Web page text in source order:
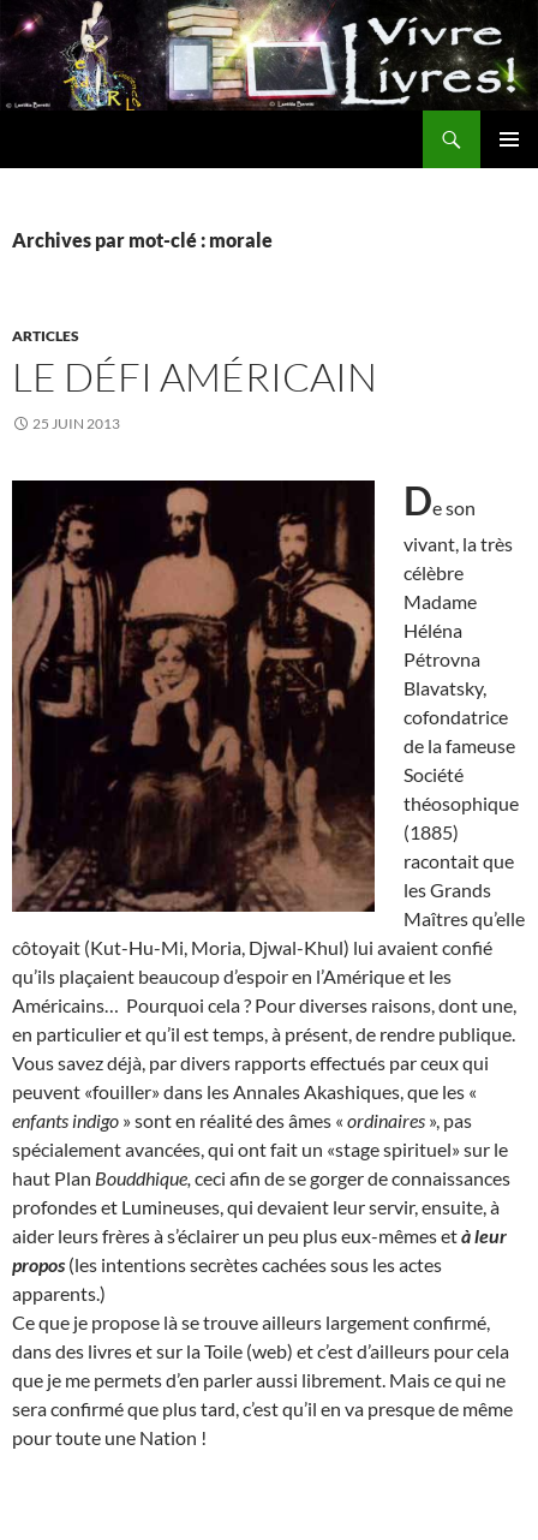
Aller
au
contenu
Archives par mot-clé : morale
ARTICLES
LE DÉFI AMÉRICAIN
25 JUIN 2013
De son
vivant, la très
célèbre
Madame
Héléna
Pétrovna
Blavatsky,
cofondatrice
de la fameuse
Société
théosophique
(1885)
racontait que
les Grands
Maîtres qu’elle
côtoyait (Kut-Hu-Mi, Moria, Djwal-Khul) lui avaient confié
qu’ils plaçaient beaucoup d’espoir en l’Amérique et les
Américains… Pourquoi cela ? Pour diverses raisons, dont une,
en particulier et qu’il est temps, à présent, de rendre publique.
Vous savez déjà, par divers rapports effectués par ceux qui
peuvent «fouiller» dans les Annales Akashiques, que les «
enfants indigo » sont en réalité des âmes « ordinaires », pas
spécialement avancées, qui ont fait un «stage spirituel» sur le
haut Plan Bouddhique, ceci afin de se gorger de connaissances
profondes et Lumineuses, qui devaient leur servir, ensuite, à
aider leurs frères à s’éclairer un peu plus eux-mêmes età leur
propos (les intentions secrètes cachées sous les actes
apparents.)
Ce que je propose là se trouve ailleurs largement confirmé,
dans des livres et sur la Toile (web) et c’est d’ailleurs pour cela
que je me permets d’en parler aussi librement. Mais ce qui ne
sera confirmé que plus tard, c’est qu’il en va presque de même
pour toute une Nation !